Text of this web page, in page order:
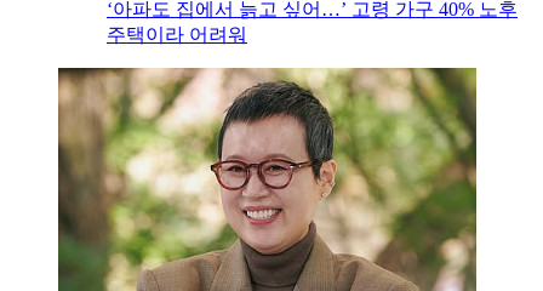
‘아파도 집에서 늙고 싶어…’ 고령 가구 40% 노후
주택이라 어려워